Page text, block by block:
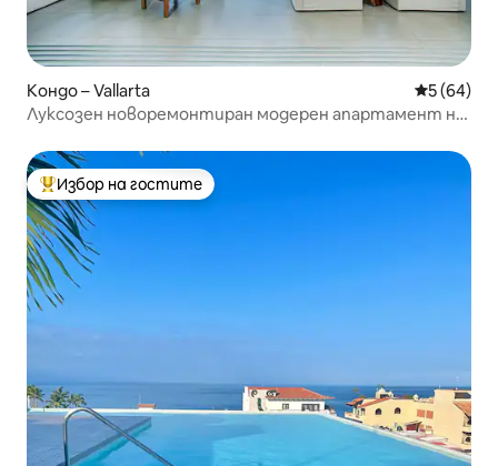
Кондо – Vallarta Средна
5 (64)
Луксозен новоремонтиран модерен апартамент на
Най-популярен избор на гостите
Избор на гостите